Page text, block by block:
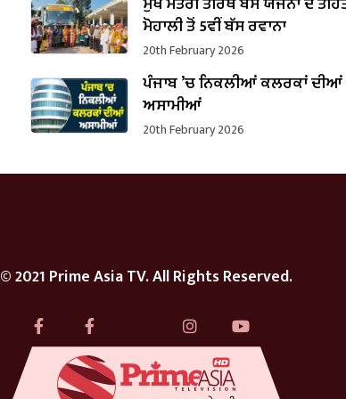
ਮੋਹਾਲੀ ਤੋਂ 5ਵੀਂ ਬੱਸ ਰਵਾਨਾ
20th February 2026
ਪੰਜਾਬ ’ਚ ਨਿਕਲੀਆਂ ਕਲਰਕਾਂ ਦੀਆਂ
ਅਸਾਮੀਆਂ
20th February 2026
© 2021 Prime Asia TV. All Rights Reserved.